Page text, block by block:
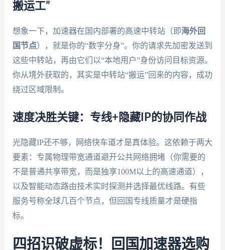
搬运工”
想象一下，加速器在国内部署的高速中转站（即海外回
国节点），就是你的“数字分身”。你的请求先加密发送到
这些中转站，再由它们以“本地用户”身份访问目标资源。
你从境外获取的，其实是中转站“搬运”回来的内容，成功
绕过区域限制。
速度决胜关键：专线+隐藏IP的协同作战
光隐藏IP还不够，网络快车道才是真体验。这依赖于两大
要素：专属物理带宽通道避开公共网络拥堵（你需要的
不是普通共享带宽，而是独享100M以上的高速通道），
以及智能动态路由技术实时探测并选择最优线路。有些
服务号称全球几百个节点，但回国专线质量才是硬指
标。
四招识破虚标！回国加速器选购